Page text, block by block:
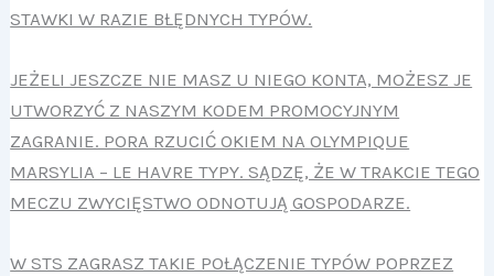
STAWKI W RAZIE BŁĘDNYCH TYPÓW.
JEŻELI JESZCZE NIE MASZ U NIEGO KONTA, MOŻESZ JE
UTWORZYĆ Z NASZYM KODEM PROMOCYJNYM
ZAGRANIE. PORA RZUCIĆ OKIEM NA OLYMPIQUE
MARSYLIA – LE HAVRE TYPY. SĄDZĘ, ŻE W TRAKCIE TEGO
MECZU ZWYCIĘSTWO ODNOTUJĄ GOSPODARZE.
W STS ZAGRASZ TAKIE POŁĄCZENIE TYPÓW POPRZEZ